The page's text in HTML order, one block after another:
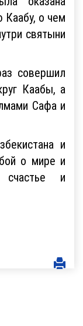
Каабу, о чем
святыни
совершил
Каабы, а
Сафа и
и
о мире и
счастье и